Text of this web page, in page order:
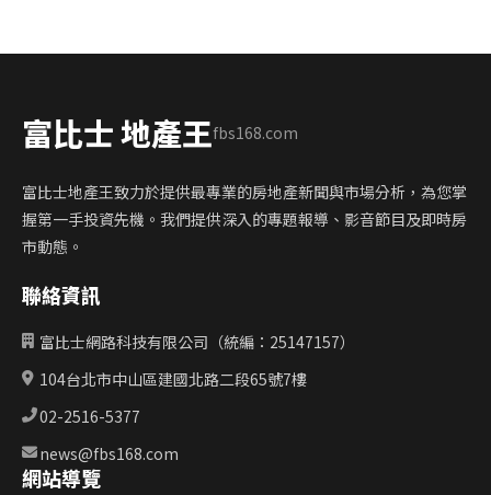
富比士 地產王fbs168.com
富比士地產王致力於提供最專業的房地產新聞與市場分析，為您掌
握第一手投資先機。我們提供深入的專題報導、影音節目及即時房
市動態。
聯絡資訊
富比士網路科技有限公司（統編：25147157）
104台北市中山區建國北路二段65號7樓
02-2516-5377
news@fbs168.com
網站導覽